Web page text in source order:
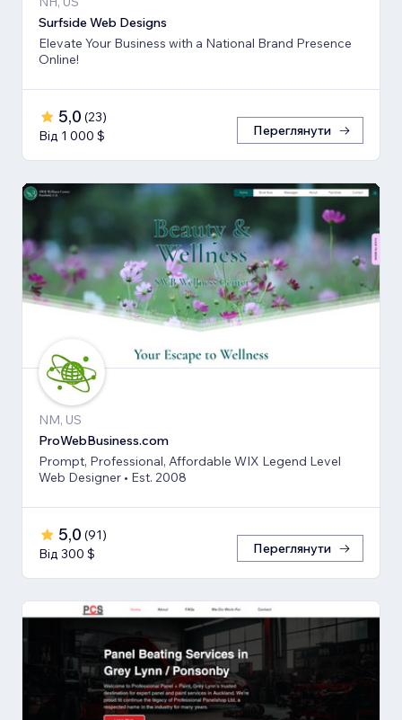
Surfside Web Designs
Elevate Your Business with a National Brand Presence
Online!
5,0 (23)
Від 1 000 $
Переглянути
NM, US
ProWebBusiness.com
Prompt, Professional, Affordable WIX Legend Level
Web Designer • Est. 2008
5,0 (91)
Від 300 $
Переглянути